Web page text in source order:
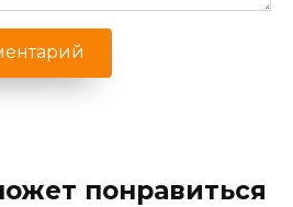
понравиться